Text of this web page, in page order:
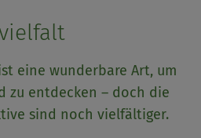
eine wunderbare Art, um
zu entdecken – doch die
sind noch vielfältiger.